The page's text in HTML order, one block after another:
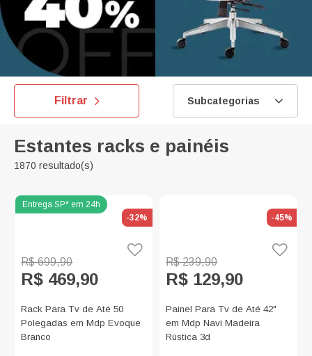
Filtrar
Estantes racks e painéis
1870 resultado(s)
Subcategorias
-32%
R$ 699,90
R$ 469,90
Rack Para Tv de Até 50
Polegadas em Mdp Evoque
Branco
-45%
R$ 239,90
R$ 129,90
Painel Para Tv de Até 42"
em Mdp Navi Madeira
Rústica 3d